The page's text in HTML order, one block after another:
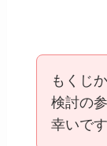
もくじ
検討の
幸いです